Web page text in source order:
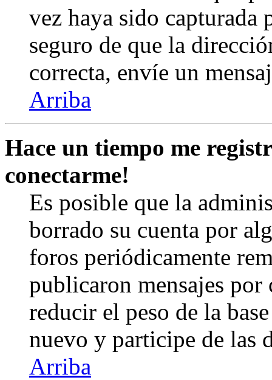
vez haya sido
seguro de que la
correcta, envíe un
Arriba
Hace un tiempo me
conectarme!
Es posible que la
borrado su cuenta por
foros periódicamente
publicaron mensajes
reducir el peso de la
nuevo y participe de las
Arriba